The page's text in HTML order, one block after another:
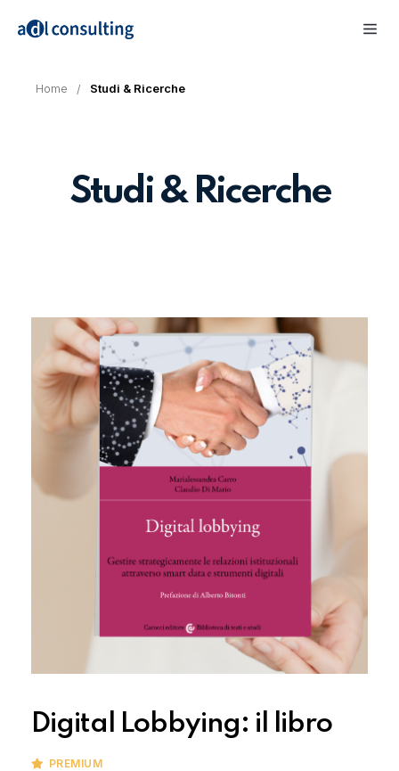
Home Studi & Ricerche
Studi & Ricerche
Digital Lobbying: il libro
PREMIUM